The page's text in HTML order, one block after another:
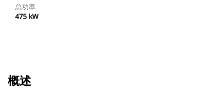
总功率
475 kW
概述